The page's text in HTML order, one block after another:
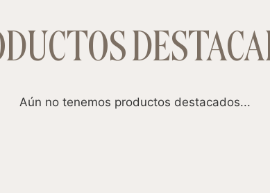
Aún no tenemos productos destacados...